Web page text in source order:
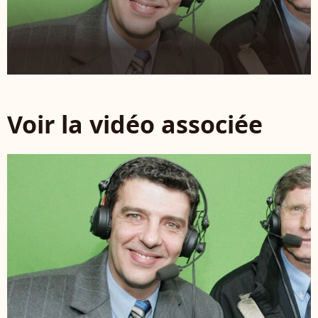
Voir la vidéo associée